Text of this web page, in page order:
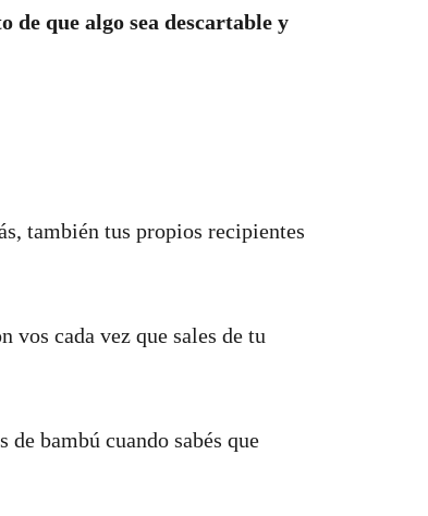
de que algo sea descartable y
también tus propios recipientes
cada vez que sales de tu
bambú cuando sabés que